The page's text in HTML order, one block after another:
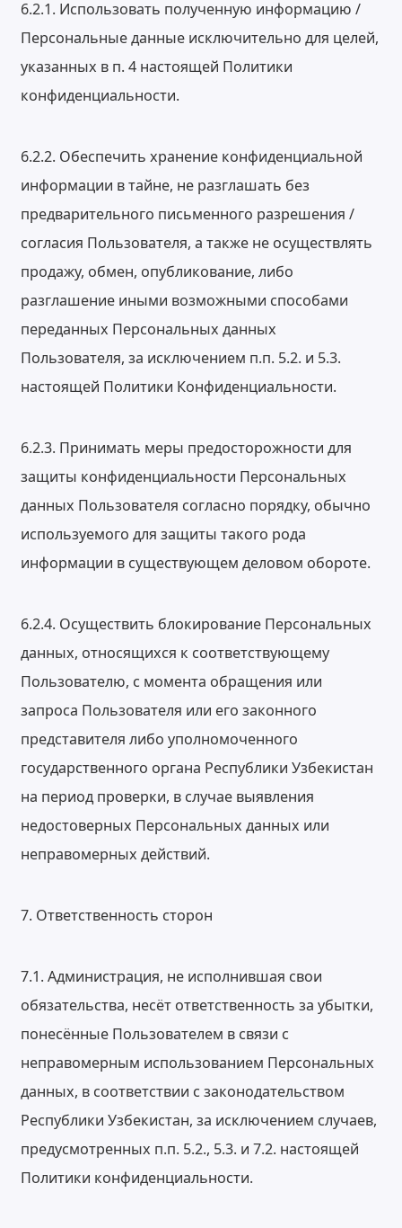
6.2.1. Использовать полученную информацию /
Персональные данные исключительно для целей,
указанных в п. 4 настоящей Политики
конфиденциальности.
6.2.2. Обеспечить хранение конфиденциальной
информации в тайне, не разглашать без
предварительного письменного разрешения /
согласия Пользователя, а также не осуществлять
продажу, обмен, опубликование, либо
разглашение иными возможными способами
переданных Персональных данных
Пользователя, за исключением п.п. 5.2. и 5.3.
настоящей Политики Конфиденциальности.
6.2.3. Принимать меры предосторожности для
защиты конфиденциальности Персональных
данных Пользователя согласно порядку, обычно
используемого для защиты такого рода
информации в существующем деловом обороте.
6.2.4. Осуществить блокирование Персональных
данных, относящихся к соответствующему
Пользователю, с момента обращения или
запроса Пользователя или его законного
представителя либо уполномоченного
государственного органа Республики Узбекистан
на период проверки, в случае выявления
недостоверных Персональных данных или
неправомерных действий.
7. Ответственность сторон
7.1. Администрация, не исполнившая свои
обязательства, несёт ответственность за убытки,
понесённые Пользователем в связи с
неправомерным использованием Персональных
данных, в соответствии с законодательством
Республики Узбекистан, за исключением случаев,
предусмотренных п.п. 5.2., 5.3. и 7.2. настоящей
Политики конфиденциальности.